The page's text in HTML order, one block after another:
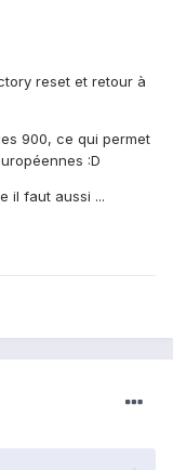
reset et retour à
900, ce qui permet
:D
il faut aussi ...